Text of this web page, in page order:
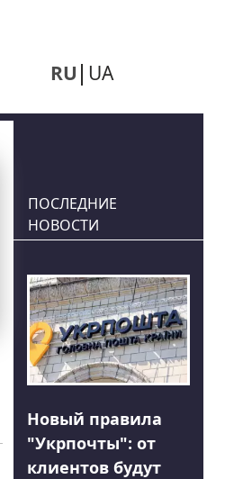
RU UA
ПОСЛЕДНИЕ
НОВОСТИ
Новый правила
"Укрпочты": от
клиентов будут